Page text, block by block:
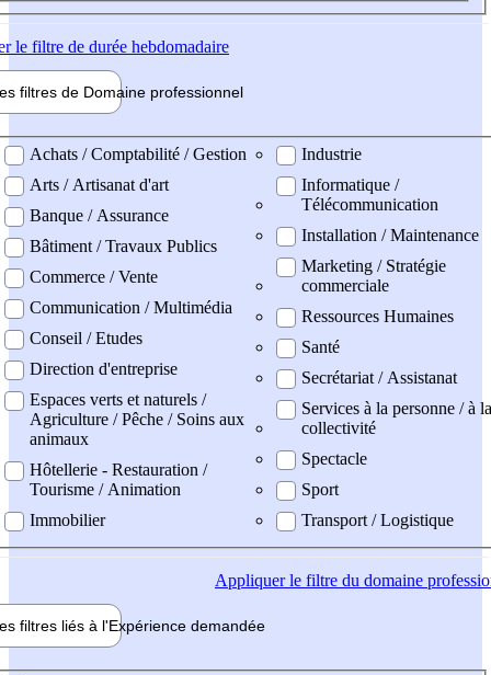
le filtre de durée hebdomadaire
filtres de Domaine professionnel
professionel
Achats / Comptabilité / Gestion
Arts / Artisanat d'art
Banque / Assurance
Bâtiment / Travaux Publics
Commerce / Vente
Communication / Multimédia
Conseil / Etudes
Direction d'entreprise
Espaces verts et naturels /
Agriculture / Pêche / Soins aux
animaux
Hôtellerie - Restauration /
Tourisme / Animation
Immobilier
Industrie
Informatique /
Télécommunication
Installation / Maintenance
Marketing / Stratégie
commerciale
Ressources Humaines
Santé
Secrétariat / Assistanat
Services à la personne / à la
collectivité
Spectacle
Sport
Transport / Logistique
Appliquerle filtre du domaine
filtres liés à l'Expérience demandée